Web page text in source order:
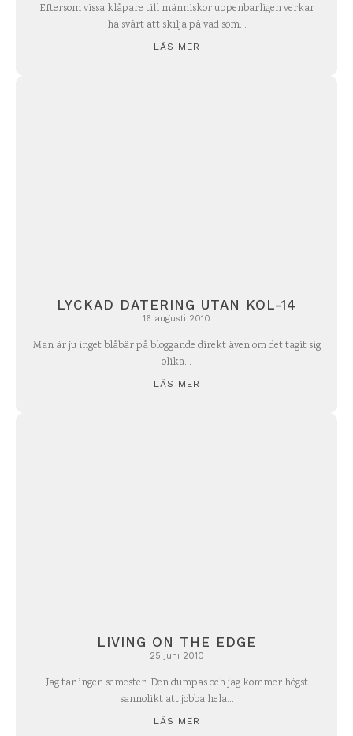
Eftersom vissa klåpare till människor uppenbarligen verkar
ha svårt att skilja på vad som...
LÄS MER
LYCKAD DATERING UTAN KOL-14
16 augusti 2010
Man är ju inget blåbär på bloggande direkt även om det tagit sig
olika...
LÄS MER
LIVING ON THE EDGE
25 juni 2010
Jag tar ingen semester. Den dumpas och jag kommer högst
sannolikt att jobba hela...
LÄS MER